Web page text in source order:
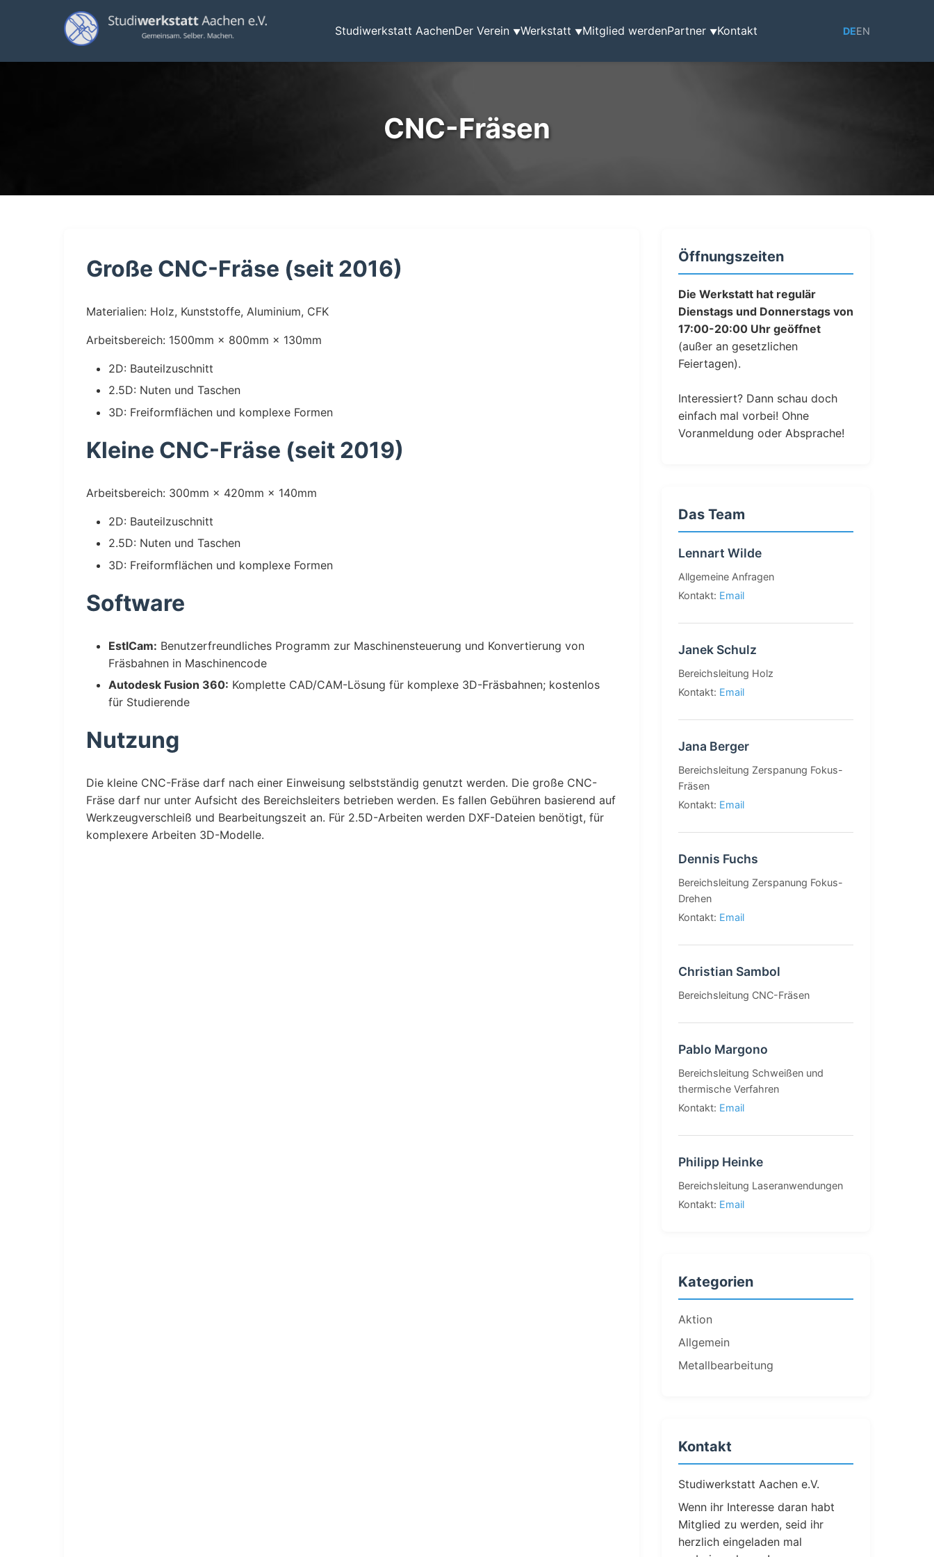
Studiwerkstatt AachenDer Verein▼Werkstatt▼Mitglied werdenPartner▼Kontakt DEEN
CNC-Fräsen
Große CNC-Fräse (seit 2016)
Materialien: Holz, Kunststoffe, Aluminium, CFK
Arbeitsbereich: 1500mm × 800mm × 130mm
2D: Bauteilzuschnitt
2.5D: Nuten und Taschen
3D: Freiformflächen und komplexe Formen
Kleine CNC-Fräse (seit 2019)
Arbeitsbereich: 300mm × 420mm × 140mm
2D: Bauteilzuschnitt
2.5D: Nuten und Taschen
3D: Freiformflächen und komplexe Formen
Software
EstlCam: Benutzerfreundliches Programm zur Maschinensteuerung und Konvertierung von
Fräsbahnen in Maschinencode
Autodesk Fusion 360: Komplette CAD/CAM-Lösung für komplexe 3D-Fräsbahnen; kostenlos
für Studierende
Nutzung
Die kleine CNC-Fräse darf nach einer Einweisung selbstständig genutzt werden. Die große CNC-
Fräse darf nur unter Aufsicht des Bereichsleiters betrieben werden. Es fallen Gebühren basierend auf
Werkzeugverschleiß und Bearbeitungszeit an. Für 2.5D-Arbeiten werden DXF-Dateien benötigt, für
komplexere Arbeiten 3D-Modelle.
Öffnungszeiten
Die Werkstatt hat regulär
Dienstags und Donnerstags von
17:00-20:00 Uhr geöffnet
(außer an gesetzlichen
Feiertagen).
Interessiert? Dann schau doch
einfach mal vorbei! Ohne
Voranmeldung oder Absprache!
Das Team
Lennart Wilde
Allgemeine Anfragen
Kontakt: Email
Janek Schulz
Bereichsleitung Holz
Kontakt: Email
Jana Berger
Bereichsleitung Zerspanung Fokus-
Fräsen
Kontakt: Email
Dennis Fuchs
Bereichsleitung Zerspanung Fokus-
Drehen
Kontakt: Email
Christian Sambol
Bereichsleitung CNC-Fräsen
Pablo Margono
Bereichsleitung Schweißen und
thermische Verfahren
Kontakt: Email
Philipp Heinke
Bereichsleitung Laseranwendungen
Kontakt: Email
Kategorien
Aktion
Allgemein
Metallbearbeitung
Kontakt
Studiwerkstatt Aachen e.V.
Wenn ihr Interesse daran habt
Mitglied zu werden, seid ihr
herzlich eingeladen mal